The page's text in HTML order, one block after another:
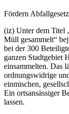
Fördern
(iz) Unter dem Titel
Müll gesammelt“
bei der 300
ganzen Stadtgebiet
einsammelten. Das
ordnungswidrige
einmischen,
Ein ortsansässiger
lassen.